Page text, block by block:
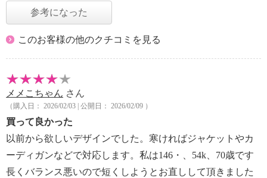
参考になった
このお客様の他のクチコミを見る
メメこちゃん さん
（購入日： 2026/02/03 | 公開日： 2026/02/09 ）
買って良かった
以前から欲しいデザインでした。寒ければジャケットやカ
ーディガンなどで対応します。私は146・、54k、70歳です
長くバランス悪いので短くしようとお直しして頂きました